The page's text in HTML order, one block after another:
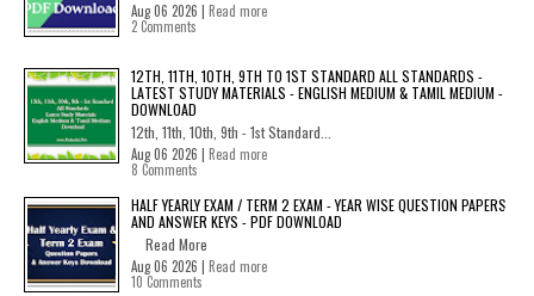
Aug 06 2026 | Read more
2 Comments
12TH, 11TH, 10TH, 9TH TO 1ST STANDARD ALL STANDARDS -
LATEST STUDY MATERIALS - ENGLISH MEDIUM & TAMIL MEDIUM -
DOWNLOAD
12th, 11th, 10th, 9th - 1st Standard...
Aug 06 2026 | Read more
8 Comments
HALF YEARLY EXAM / TERM 2 EXAM - YEAR WISE QUESTION PAPERS
AND ANSWER KEYS - PDF DOWNLOAD
Read More
Aug 06 2026 | Read more
10 Comments